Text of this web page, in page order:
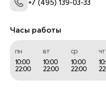
+7 (495) 139-03-33
Часы работы
пн
10:00
22:00
вт
10:00
22:00
ср
10:00
22:00
чт